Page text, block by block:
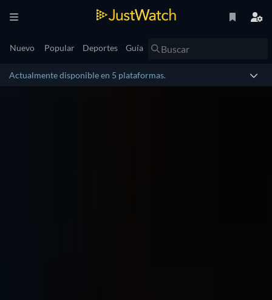
Nuevo Popular Deportes Guía
Actualmente disponible en 5 plataformas.